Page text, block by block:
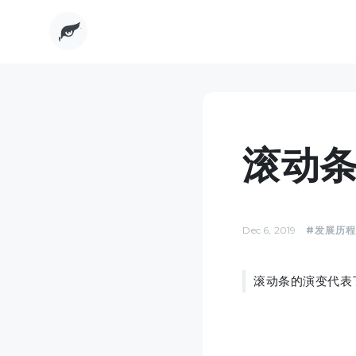
滚动
Dec 6, 2019 #发展历
滚动条的演变代